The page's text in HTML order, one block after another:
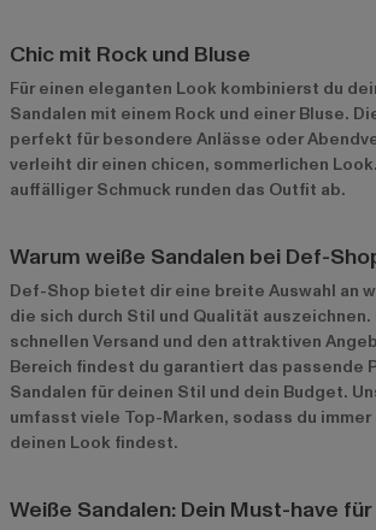
Chic mit Rock und Bluse
Für einen eleganten Look kombinierst du
Sandalen mit einem Rock und einer Bluse.
perfekt für besondere Anlässe oder
verleiht dir einen chicen, sommerlichen
auffälliger Schmuck runden das Outfit ab.
Warum weiße Sandalen bei Def-
Def-Shop bietet dir eine breite Auswahl an
die sich durch Stil und Qualität
schnellen Versand und den attraktiven
Bereich findest du garantiert das passende
Sandalen für deinen Stil und dein Budget.
umfasst viele Top-Marken, sodass du
deinen Look findest.
Weiße Sandalen: Dein Must-have